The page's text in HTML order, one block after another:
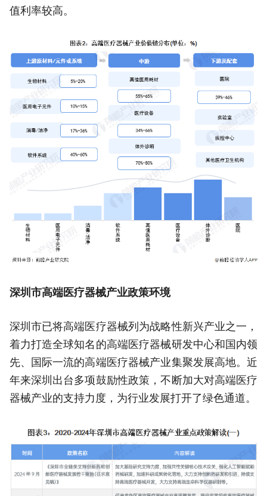
值利率较高。
深圳市高端医疗器械产业政策环境
深圳市已将高端医疗器械列为战略性新兴产业之一，
着力打造全球知名的高端医疗器械研发中心和国内领
先、国际一流的高端医疗器械产业集聚发展高地。近
年来深圳出台多项鼓励性政策，不断加大对高端医疗
器械产业的支持力度，为行业发展打开了绿色通道。